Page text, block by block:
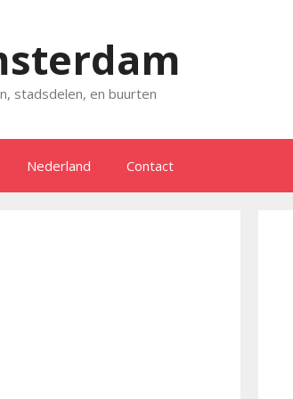
stadsdelen, en buurten
Nederland Contact